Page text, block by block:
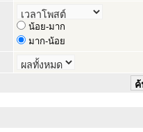
น้อย-มาก
มาก-น้อย